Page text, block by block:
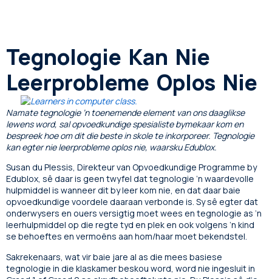
Tegnologie Kan Nie
Leerprobleme Oplos Nie
Namate tegnologie ’n toenemende element van ons daaglikse
lewens word, sal opvoedkundige spesialiste bymekaar kom en
bespreek hoe om dit die beste in skole te inkorporeer. Tegnologie
kan egter nie leerprobleme oplos nie, waarsku Edublox.
Susan du Plessis, Direkteur van Opvoedkundige Programme by
Edublox, sê daar is geen twyfel dat tegnologie ’n waardevolle
hulpmiddel is wanneer dit by leer kom nie, en dat daar baie
opvoedkundige voordele daaraan verbonde is. Sy sê egter dat
onderwysers en ouers versigtig moet wees en tegnologie as ’n
leerhulpmiddel op die regte tyd en plek en ook volgens ’n kind
se behoeftes en vermoëns aan hom/haar moet bekendstel.
Sakrekenaars, wat vir baie jare al as die mees basiese
tegnologie in die klaskamer beskou word, word nie ingesluit in